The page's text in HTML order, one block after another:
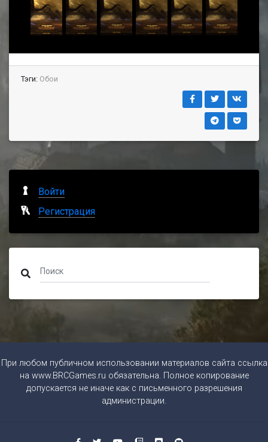
Тэги: Обои
Войти
Регистрация
При любом публичном использовании материалов сайта ссылка
на www.BRCGames.ru обязательна. Полное копирование
допускается не иначе как с письменного разрешения
администрации.